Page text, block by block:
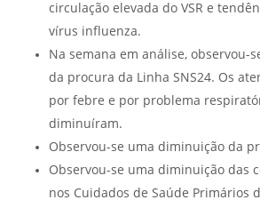
circulação elevada do VSR e
vírus influenza.
Na semana em análise, observou-
da procura da Linha SNS24. Os
por febre e por problema
diminuíram.
Observou-se uma diminuição da
Observou-se uma diminuição das
nos Cuidados de Saúde Primários